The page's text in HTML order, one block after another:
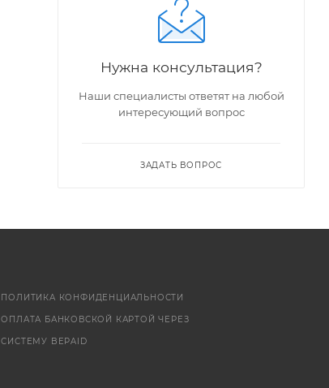
Нужна консультация?
Наши специалисты ответят на любой
интересующий вопрос
ЗАДАТЬ ВОПРОС
ПОЛИТИКА КОНФИДЕНЦИАЛЬНОСТИ
ОПЛАТА БАНКОВСКОЙ КАРТОЙ ЧЕРЕЗ
СИСТЕМУ BEPAID